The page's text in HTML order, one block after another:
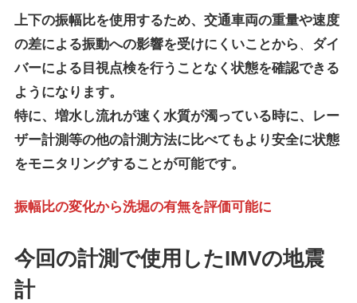
上下の振幅比を使用するため、交通車両の重量や速度
の差による振動への影響を受けにくいことから 、 ダイ
バーによる目視点検を行うことなく状態を確認できる
ようになります。
特に、増水し流れが速く水質が濁っている時に、レー
ザー計測等の他の計測方法に比べてもより安全に状態
をモニタリングすることが可能です。
振幅比の変化から洗堀の有無を評価可能に
今回の計測で使用したIMVの地震
計